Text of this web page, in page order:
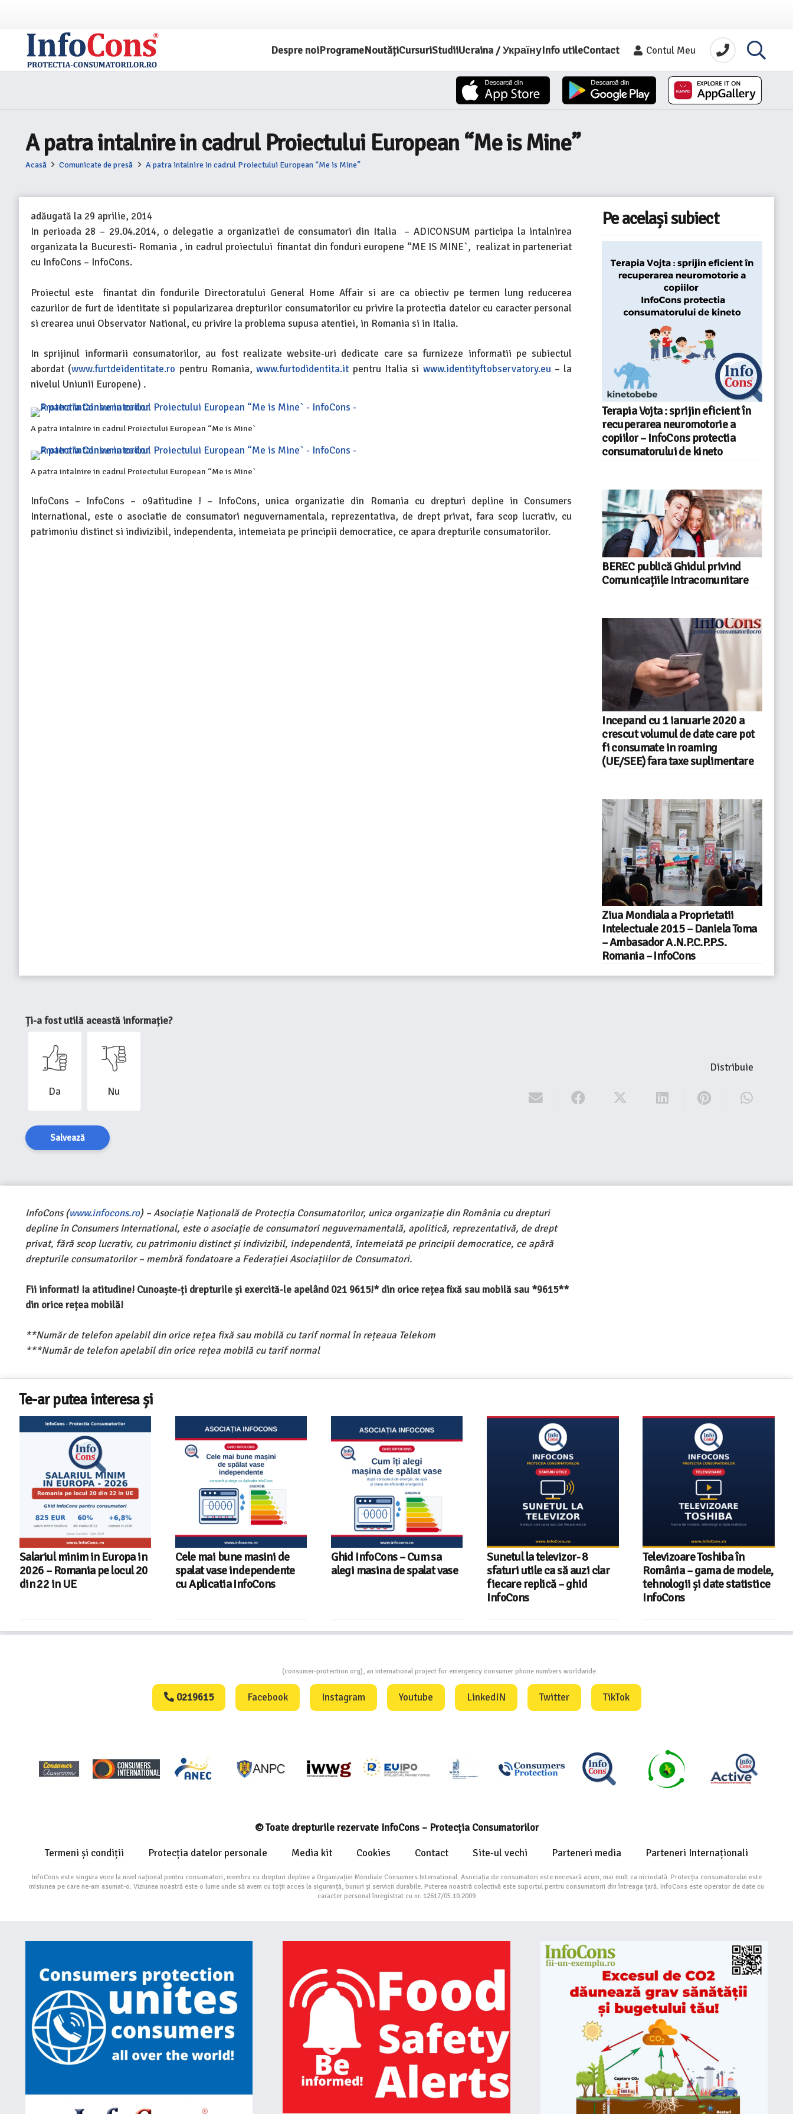
Despre noiProgrameNoutățiCursuriStudiiUcraina / УкраїнуInfo utileContact Contul Meu
A patra intalnire in cadrul Proiectului European “Me is Mine”
Acasă Comunicate de presă A patra intalnire in cadrul Proiectului European “Me is Mine”
adăugată la 29 aprilie, 2014
In perioada 28 – 29.04.2014, o delegatie a organizatiei de consumatori din Italia – ADICONSUM participa la intalnirea
organizata la Bucuresti- Romania , in cadrul proiectului finantat din fonduri europene “ME IS MINE`, realizat in parteneriat
cu InfoCons – InfoCons.
Proiectul este finantat din fondurile Directoratului General Home Affair si are ca obiectiv pe termen lung reducerea
cazurilor de furt de identitate si popularizarea drepturilor consumatorilor cu privire la protectia datelor cu caracter personal
si crearea unui Observator National, cu privire la problema supusa atentiei, in Romania si in Italia.
In sprijinul informarii consumatorilor, au fost realizate website-uri dedicate care sa furnizeze informatii pe subiectul
abordat (www.furtdeidentitate.ro pentru Romania,www.furtodidentita.it pentru Italia si www.identityftobservatory.eu– la
nivelul Uniunii Europene) .
A patra intalnire in cadrul Proiectului European “Me is Mine`
A patra intalnire in cadrul Proiectului European “Me is Mine`
InfoCons – InfoCons – o9atitudine ! – InfoCons, unica organizatie din Romania cu drepturi depline in Consumers
International, este o asociatie de consumatori neguvernamentala, reprezentativa, de drept privat, fara scop lucrativ, cu
patrimoniu distinct si indivizibil, independenta, intemeiata pe principii democratice, ce apara drepturile consumatorilor.
Pe același subiect
Terapia Vojta : sprijin eficient în
recuperarea neuromotorie a
copiilor – InfoCons protectia
consumatorului de kineto
BEREC publică Ghidul privind
Comunicațiile Intracomunitare
Incepand cu 1 ianuarie 2020 a
crescut volumul de date care pot
fi consumate in roaming
(UE/SEE) fara taxe suplimentare
Ziua Mondiala a Proprietatii
Intelectuale 2015 – Daniela Toma
– Ambasador A.N.P.C.P.P.S.
Romania – InfoCons
Ți-a fost utilă această informație?
Da Nu
Salvează
Distribuie
InfoCons (www.infocons.ro) – Asociație Națională de Protecția Consumatorilor, unica organizație din România cu drepturi
depline în Consumers International, este o asociație de consumatori neguvernamentală, apolitică, reprezentativă, de drept
privat, fără scop lucrativ, cu patrimoniu distinct și indivizibil, independentă, întemeiată pe principii democratice, ce apără
drepturile consumatorilor – membră fondatoare a Federației Asociațiilor de Consumatori.
Fii informat! Ia atitudine! Cunoaște-ți drepturile și exercită-le apelând 021 9615!* din orice rețea fixă sau mobilă sau *9615**
din orice rețea mobilă!
**Număr de telefon apelabil din orice rețea fixă sau mobilă cu tarif normal în rețeaua Telekom
***Număr de telefon apelabil din orice rețea mobilă cu tarif normal
Te-ar putea interesa și
in
locul 20
Cele mai bune masini de
spalat vase independente
cu Aplicatia InfoCons
Ghid InfoCons – Cum sa
alegi masina de spalat vase
Sunetul la televizor- 8
sfaturi utile ca să auzi clar
Televizoare Toshiba în
România – gama de modele,
tehnologii și date statistice
InfoCons – 243 de
documente de
pentru certificatele
(consumer-protection.org), an international project for emergency consumer phone numbers worldwide.
0219615 Facebook Instagram Youtube LinkedIN Twitter TikTok
© Toate drepturile rezervate InfoCons – Protecția Consumatorilor
Termeni și condiții Protecția datelor personale Media kit Cookies Contact Site-ul vechi Parteneri media Parteneri Internaționali
InfoCons este singura voce la nivel național pentru consumatori, membru cu drepturi depline a Organizației Mondiale Consumers International. Asociația de consumatori este necesară acum, mai mult ca niciodată. Protecția consumatorului este
misiunea pe care ne-am asumat-o. Viziunea noastră este o lume unde să avem cu toții acces la siguranță, bunuri și servicii durabile. Puterea noastră colectivă este suportul pentru consumatorii din întreaga țară. InfoCons este operator de date cu
caracter personal înregistrat cu nr. 12617/05.10.2009